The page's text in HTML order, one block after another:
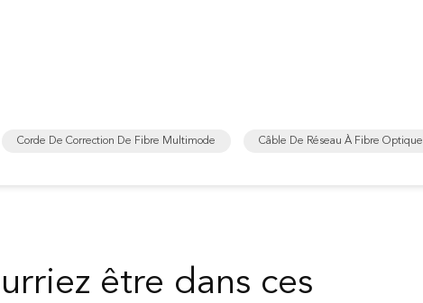
Corde De Correction De Fibre Multimode Câble De Réseau À Fibre Optique
être dans ces